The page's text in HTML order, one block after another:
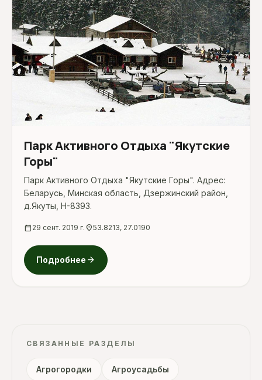
Парк Активного Отдыха "Якутские
Горы"
Парк Активного Отдыха "Якутские Горы". Адрес:
Беларусь, Минская область, Дзержинский район,
д.Якуты, H-8393.
calendar_today 29 сент. 2019 г. location_on53.8213, 27.0190
Подробнее arrow_forward
СВЯЗАННЫЕ РАЗДЕЛЫ
Агрогородки Агроусадьбы